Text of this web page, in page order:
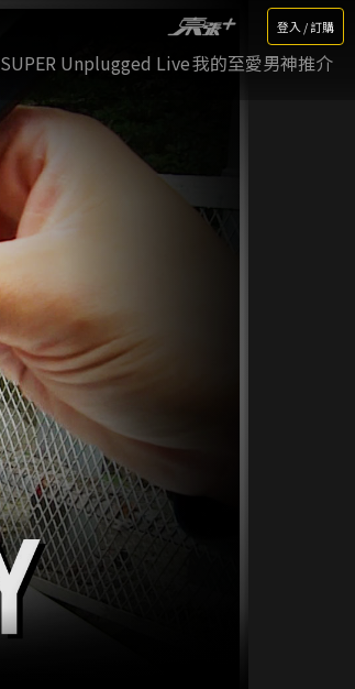
登入 / 訂購
SUPER Unplugged Live我的至愛男神推介